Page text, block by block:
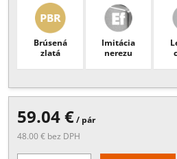
Leštený
nikel
Brúsená
meď odtieň
2
Brúsená
zlatá